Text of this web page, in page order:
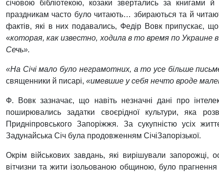
січовою бібліотекою, козаки звертались за книгами
праздникам часто було читають… збираються та й
фактів, які в них подавались, Федір Вовк припускає,
«которая, как известно, ходила в то время по Украине
Сечь».
«На Січі мало було неграмотних, а то усе більше
священники й писарі, «имевшие у себя нечто вроде
Ф. Вовк зазначає, що навіть незначні дані про
поширювались задатки своєрідної культури, яка
Придніпровського Запоріжжя. За сукупністю усіх
Задунайська Січ була продовженням СічіЗапорізької.
Окрім військових завдань, які вирішували
вітчизни та жити ізольованою общиною, було